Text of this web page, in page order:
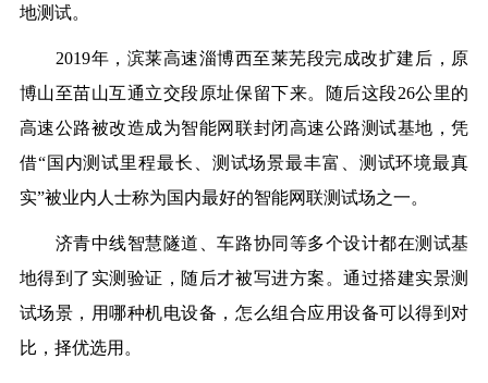
地测试。
2019年，滨莱高速淄博西至莱芜段完成改扩建后，原
博山至苗山互通立交段原址保留下来。随后这段26公里的
高速公路被改造成为智能网联封闭高速公路测试基地，凭
借“国内测试里程最长、测试场景最丰富、测试环境最真
实”被业内人士称为国内最好的智能网联测试场之一。
济青中线智慧隧道、车路协同等多个设计都在测试基
地得到了实测验证，随后才被写进方案。通过搭建实景测
试场景，用哪种机电设备，怎么组合应用设备可以得到对
比，择优选用。